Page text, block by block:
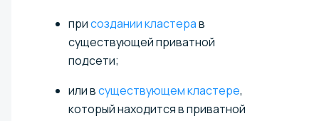
присоздании кластерав
существующей приватной
подсети;
или всуществующем кластере,
который находится в приватной